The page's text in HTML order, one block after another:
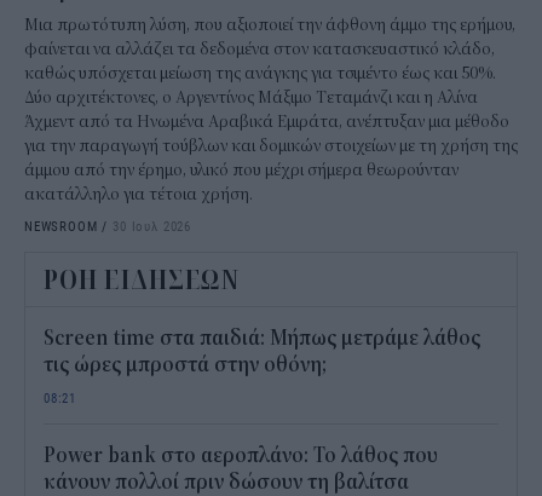
Μια πρωτότυπη λύση, που αξιοποιεί την άφθονη άμμο της ερήμου,
φαίνεται να αλλάζει τα δεδομένα στον κατασκευαστικό κλάδο,
καθώς υπόσχεται μείωση της ανάγκης για τσιμέντο έως και 50%.
Δύο αρχιτέκτονες, ο Αργεντίνος Μάξιμο Τεταμάνζι και η Αλίνα
Άχμεντ από τα Ηνωμένα Αραβικά Εμιράτα, ανέπτυξαν μια μέθοδο
για την παραγωγή τούβλων και δομικών στοιχείων με τη χρήση της
άμμου από την έρημο, υλικό που μέχρι σήμερα θεωρούνταν
ακατάλληλο για τέτοια χρήση.
NEWSROOM / 30 Ιουλ 2026
ΡΟΗ ΕΙΔΗΣΕΩΝ
Screen time στα παιδιά: Μήπως μετράμε λάθος
τις ώρες μπροστά στην οθόνη;
08:21
Power bank στο αεροπλάνο: Το λάθος που
κάνουν πολλοί πριν δώσουν τη βαλίτσα